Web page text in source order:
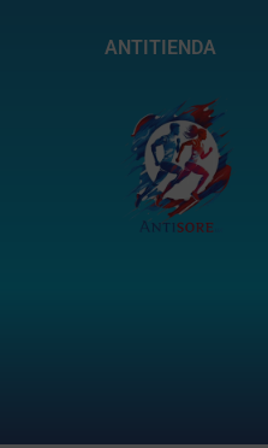
ANTITIENDA